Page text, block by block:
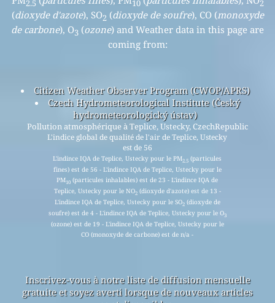
2.5 10 2
(dioxyde d'azote), SO2 (dioxyde de soufre), CO (monoxyde
de carbone), O3 (ozone) and Weather data in this page are
coming from:
Citizen Weather Observer Program (CWOP/APRS)
Czech Hydrometeorological Institute (Český
hydrometeorologický ústav)
Pollution atmosphérique à Teplice, Ustecky, CzechRepublic
L'indice global de qualité de l'air de Teplice, Ustecky
est de 56
L'indince IQA de Teplice, Ustecky pour le PM2.5 (particules
fines) est de 56 - L'indince IQA de Teplice, Ustecky pour le
PM10 (particules inhalables) est de 23 - L'indince IQA de
Teplice, Ustecky pour le NO2(dioxyde d'azote) est de 13 -
L'indince IQA de Teplice, Ustecky pour le SO2(dioxyde de
soufre) est de 4 - L'indince IQA de Teplice, Ustecky pour le O3
(ozone) est de 19 - L'indince IQA de Teplice, Ustecky pour le
CO (monoxyde de carbone) est de n/a -
Inscrivez-vous à notre liste de diffusion mensuelle
gratuite et soyez averti lorsque de nouveaux articles